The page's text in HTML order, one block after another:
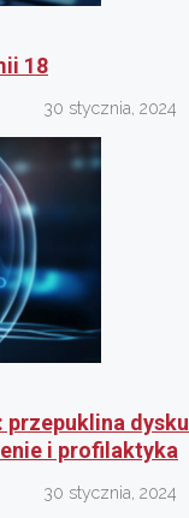
18
30 stycznia, 2024
dysku
i profilaktyka
30 stycznia, 2024